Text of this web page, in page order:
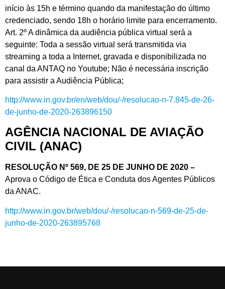
início às 15h e término quando da manifestação do último
credenciado, sendo 18h o horário limite para encerramento.
Art. 2º A dinâmica da audiência pública virtual será a
seguinte: Toda a sessão virtual será transmitida via
streaming a toda a Internet, gravada e disponibilizada no
canal da ANTAQ no Youtube; Não é necessária inscrição
para assistir a Audiência Pública;
http://www.in.gov.br/en/web/dou/-/resolucao-n-7.845-de-26-
de-junho-de-2020-263896150
AGÊNCIA NACIONAL DE AVIAÇÃO
CIVIL (ANAC)
RESOLUÇÃO Nº 569, DE 25 DE JUNHO DE 2020 –
Aprova o Código de Ética e Conduta dos Agentes Públicos
da ANAC.
http://www.in.gov.br/web/dou/-/resolucao-n-569-de-25-de-
junho-de-2020-263895768